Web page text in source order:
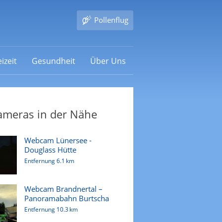
Pollenflug
Gesundheit Über Uns
in der Nähe
Webcam Lünersee -
Douglass Hütte
Entfernung6.1 km
Webcam Brandnertal –
Panoramabahn Burtscha
Entfernung 10.3 km